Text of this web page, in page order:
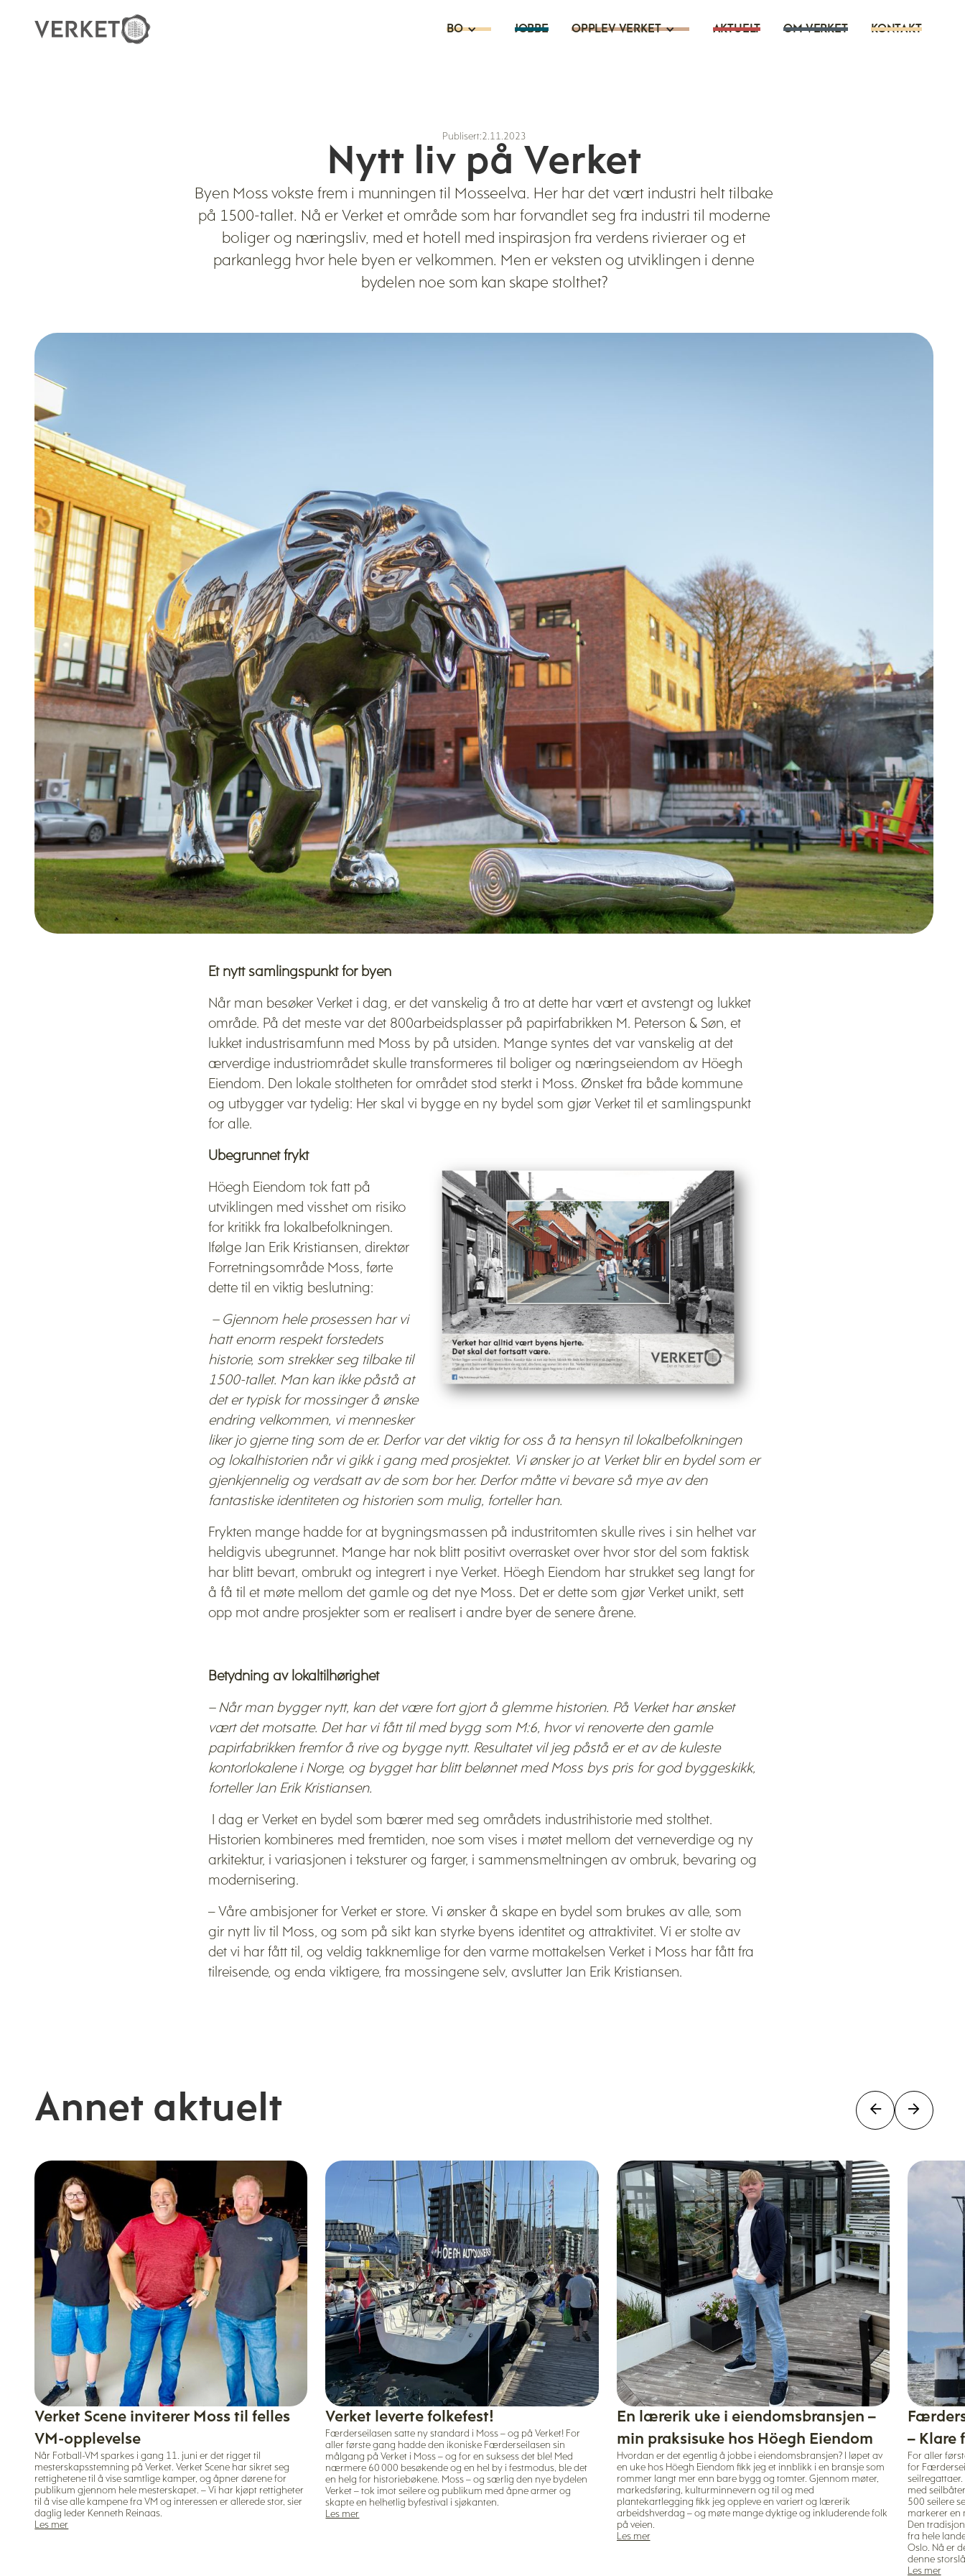
BO JOBBE OPPLEV VERKET AKTUELT OM VERKET KONTAKT
Publisert:2.11.2023
Nytt liv på Verket
Byen Moss vokste frem i munningen til Mosseelva. Her har det vært industri helt tilbake
på 1500-tallet. Nå er Verket et område som har forvandlet seg fra industri til moderne
boliger og næringsliv, med et hotell med inspirasjon fra verdens rivieraer og et
parkanlegg hvor hele byen er velkommen. Men er veksten og utviklingen i denne
bydelen noe som kan skape stolthet?
Et nytt samlingspunkt for byen
Når man besøker Verket i dag, er det vanskelig å tro at dette har vært et avstengt og lukket
område. På det meste var det 800arbeidsplasser på papirfabrikken M. Peterson & Søn, et
lukket industrisamfunn med Moss by på utsiden. Mange syntes det var vanskelig at det
ærverdige industriområdet skulle transformeres til boliger og næringseiendom av Höegh
Eiendom. Den lokale stoltheten for området stod sterkt i Moss. Ønsket fra både kommune
og utbygger var tydelig: Her skal vi bygge en ny bydel som gjør Verket til et samlingspunkt
for alle.
Ubegrunnet frykt
Höegh Eiendom tok fatt på
utviklingen med visshet om risiko
for kritikk fra lokalbefolkningen.
Ifølge Jan Erik Kristiansen, direktør
Forretningsområde Moss, førte
dette til en viktig beslutning:
– Gjennom hele prosessen har vi
hatt enorm respekt forstedets
historie, som strekker seg tilbake til
1500-tallet. Man kan ikke påstå at
det er typisk for mossinger å ønske
endring velkommen, vi mennesker
liker jo gjerne ting som de er. Derfor var det viktig for oss å ta hensyn til lokalbefolkningen
og lokalhistorien når vi gikk i gang med prosjektet. Vi ønsker jo at Verket blir en bydel som er
gjenkjennelig og verdsatt av de som bor her. Derfor måtte vi bevare så mye av den
fantastiske identiteten og historien som mulig, forteller han.
Frykten mange hadde for at bygningsmassen på industritomten skulle rives i sin helhet var
heldigvis ubegrunnet. Mange har nok blitt positivt overrasket over hvor stor del som faktisk
har blitt bevart, ombrukt og integrert i nye Verket. Höegh Eiendom har strukket seg langt for
å få til et møte mellom det gamle og det nye Moss. Det er dette som gjør Verket unikt, sett
opp mot andre prosjekter som er realisert i andre byer de senere årene.
Betydning av lokaltilhørighet
– Når man bygger nytt, kan det være fort gjort å glemme historien. På Verket har ønsket
vært det motsatte. Det har vi fått til med bygg som M:6, hvor vi renoverte den gamle
papirfabrikken fremfor å rive og bygge nytt. Resultatet vil jeg påstå er et av de kuleste
kontorlokalene i Norge, og bygget har blitt belønnet med Moss bys pris for god byggeskikk,
forteller Jan Erik Kristiansen.
I dag er Verket en bydel som bærer med seg områdets industrihistorie med stolthet.
Historien kombineres med fremtiden, noe som vises i møtet mellom det verneverdige og ny
arkitektur, i variasjonen i teksturer og farger, i sammensmeltningen av ombruk, bevaring og
modernisering.
– Våre ambisjoner for Verket er store. Vi ønsker å skape en bydel som brukes av alle, som
gir nytt liv til Moss, og som på sikt kan styrke byens identitet og attraktivitet. Vi er stolte av
det vi har fått til, og veldig takknemlige for den varme mottakelsen Verket i Moss har fått fra
tilreisende, og enda viktigere, fra mossingene selv, avslutter Jan Erik Kristiansen.
Annet aktuelt  
Verket Scene inviterer Moss til felles
VM-opplevelse
Når Fotball-VM sparkes i gang 11. juni er det rigget til
mesterskapsstemning på Verket. Verket Scene har sikret seg
rettighetene til å vise samtlige kamper, og åpner dørene for
publikum gjennom hele mesterskapet. – Vi har kjøpt rettigheter
til å vise alle kampene fra VM og interessen er allerede stor, sier
daglig leder Kenneth Reinaas.
Les mer
Verket leverte folkefest!
Færderseilasen satte ny standard i Moss – og på Verket! For
aller første gang hadde den ikoniske Færderseilasen sin
målgang på Verket i Moss – og for en suksess det ble! Med
nærmere 60 000 besøkende og en hel by i festmodus, ble det
en helg for historiebøkene. Moss – og særlig den nye bydelen
Verket – tok imot seilere og publikum med åpne armer og
skapte en helhetlig byfestival i sjøkanten.
Les mer
En lærerik uke i eiendomsbransjen –
min praksisuke hos Höegh Eiendom
Hvordan er det egentlig å jobbe i eiendomsbransjen? I løpet av
en uke hos Höegh Eiendom fikk jeg et innblikk i en bransje som
rommer langt mer enn bare bygg og tomter. Gjennom møter,
markedsføring, kulturminnevern og til og med
plantekartlegging fikk jeg oppleve en variert og lærerik
arbeidshverdag – og møte mange dyktige og inkluderende folk
på veien.
Les mer
– Klare
For aller
for
med
500 seilere
markerer en
Den
fra hele
Oslo. Nå er
denne
Les mer